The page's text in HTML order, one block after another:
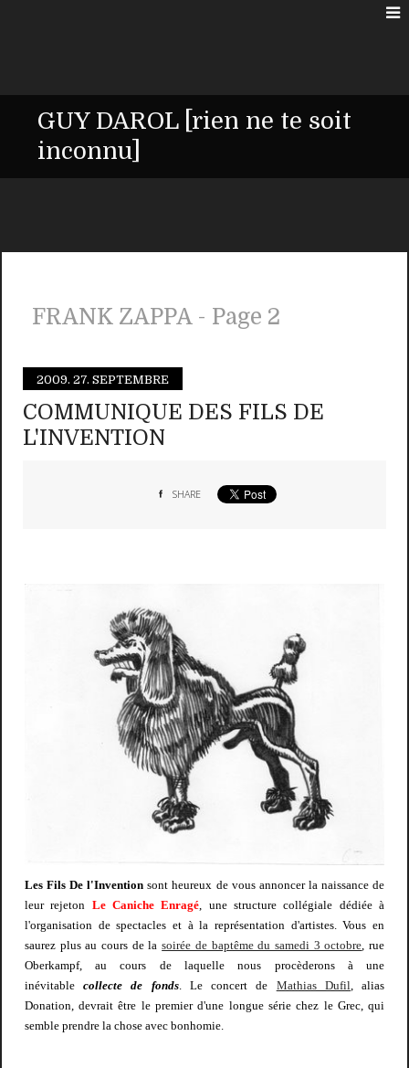
GUY DAROL [rien ne te soit
inconnu]
FRANK ZAPPA - Page 2
2009. 27. SEPTEMBRE
COMMUNIQUE DES FILS DE
L'INVENTION
SHARE
Les Fils De l'Invention sont heureux de vous annoncer la naissance de
leur rejeton Le Caniche Enragé , une structure collégiale dédiée à
l'organisation de spectacles et à la représentation d'artistes. Vous en
saurez plus au cours de lasoirée de baptême du samedi 3 octobre , rue
Oberkampf, au cours de laquelle nous procèderons à une
inévitablecollecte de fonds. Le concert de Mathias Dufil , alias
Donation, devrait être le premier d'une longue série chez le Grec, qui
semble prendre la chose avec bonhomie.